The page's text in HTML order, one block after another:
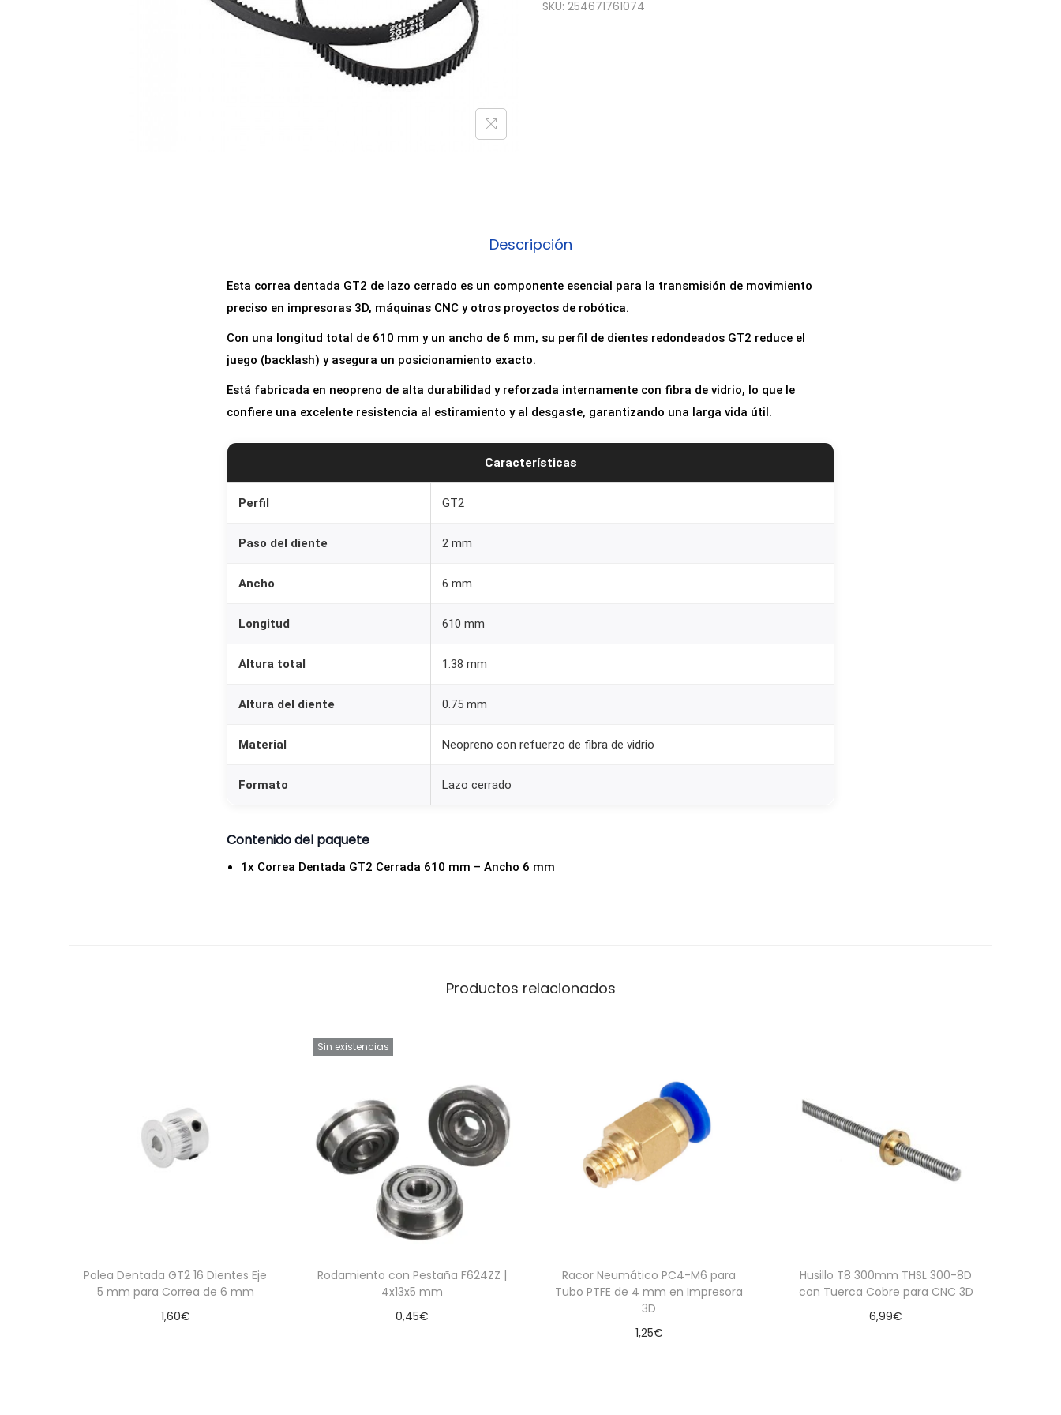
SKU: 254671761074
Descripción
Esta correa dentada GT2 de lazo cerrado es un componente esencial para la transmisión de movimiento
preciso en impresoras 3D, máquinas CNC y otros proyectos de robótica.
Con una longitud total de 610 mm y un ancho de 6 mm, su perfil de dientes redondeados GT2 reduce el
juego (backlash) y asegura un posicionamiento exacto.
Está fabricada en neopreno de alta durabilidad y reforzada internamente con fibra de vidrio, lo que le
confiere una excelente resistencia al estiramiento y al desgaste, garantizando una larga vida útil.
Características
Perfil GT2
Paso del diente 2 mm
Ancho 6 mm
Longitud 610 mm
Altura total 1.38 mm
Altura del diente 0.75 mm
Material Neopreno con refuerzo de fibra de vidrio
Formato Lazo cerrado
Contenido del paquete
1x Correa Dentada GT2 Cerrada 610 mm – Ancho 6 mm
Productos relacionados
Polea Dentada GT2 16 Dientes Eje
5 mm para Correa de 6 mm
1,60€
Sin existencias
Rodamiento con Pestaña F624ZZ |
4x13x5 mm
0,45€
Racor Neumático PC4-M6 para
Tubo PTFE de 4 mm en Impresora
3D
1,25€
Husillo T8 300mm THSL 300-8D
con Tuerca Cobre para CNC 3D
6,99€